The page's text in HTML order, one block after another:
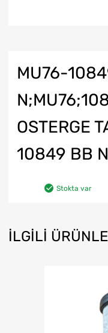
MU76-
OSTERGE
10849 BB
Stokta var
İLGILI